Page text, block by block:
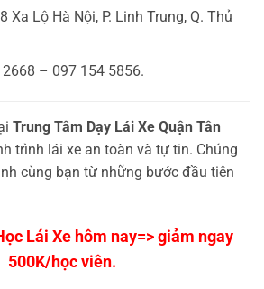
Xa Lộ Hà Nội, P. Linh Trung, Q. Thủ
– 097 154 5856.
Trung Tâm Dạy Lái Xe Quận Tân
trình lái xe an toàn và tự tin. Chúng
cùng bạn từ những bước đầu tiên
Lái Xe hôm nay=> giảm ngay
500K/học viên.